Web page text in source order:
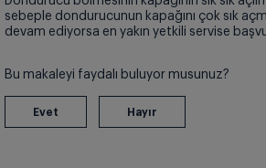
sebeple dondurucunun kapağını çok sık
devam ediyorsa en yakın yetkili servise
Bu makaleyi faydalı buluyor musunuz?